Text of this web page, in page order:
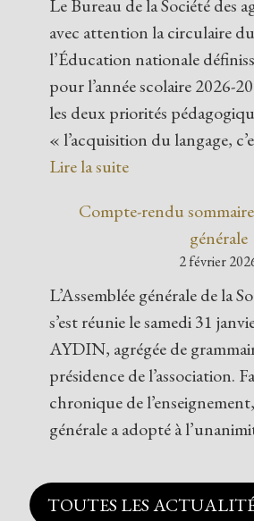
Le Bureau de la Société des
avec attention la circulaire
l’Éducation nationale
pour l’année scolaire 2026-
les deux priorités
« l’acquisition du langage,
Lire la suite
Compte-rendu sommaire
générale
2 février
L’Assemblée générale de la
s’est réunie le samedi 31
AYDIN, agrégée de
présidence de l’association.
chronique de
générale a adopté à
TOUTES LES